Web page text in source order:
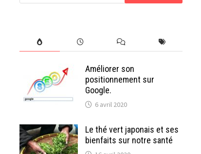
Améliorer son
positionnement sur
Google.
6 avril 2020
Le thé vert japonais et ses
bienfaits sur notre santé